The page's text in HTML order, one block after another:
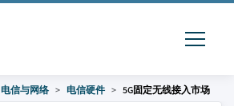
电信与网络 电信硬件 5G固定无线接入市场